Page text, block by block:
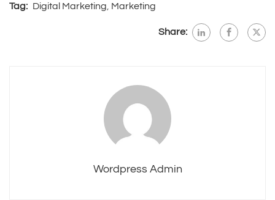
Tag: Digital Marketing Marketing
Share:
Wordpress Admin